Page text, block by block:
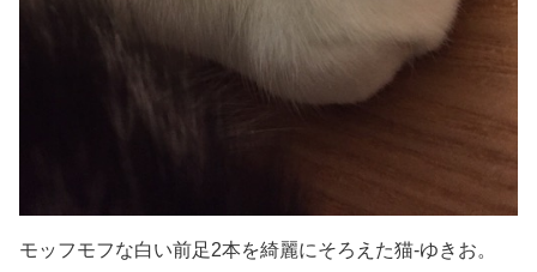
モッフモフな白い前足2本を綺麗にそろえた猫-ゆきお。